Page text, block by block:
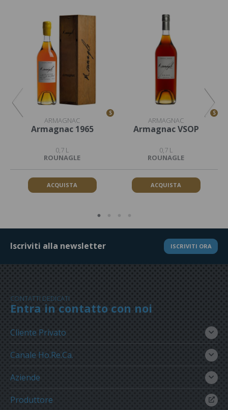
S
ARMAGNAC
Armagnac 1965
0,7 L
ROUNAGLE
ACQUISTA
S
ARMAGNAC
Armagnac VSOP
0,7 L
ROUNAGLE
ACQUISTA
Iscriviti alla newsletter ISCRIVITI ORA
CONTATTI DEDICATI
Entra in contatto con noi
Cliente Privato
Canale Ho.Re.Ca.
Aziende
Produttore